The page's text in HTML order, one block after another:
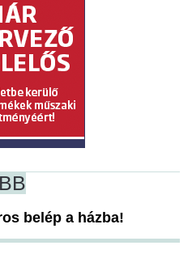
belép a házba!